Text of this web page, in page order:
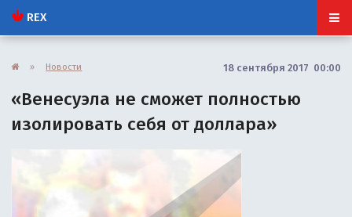
REX
» Новости 18 сентября 2017 00:00
«Венесуэла не сможет полностью
изолировать себя от доллара»